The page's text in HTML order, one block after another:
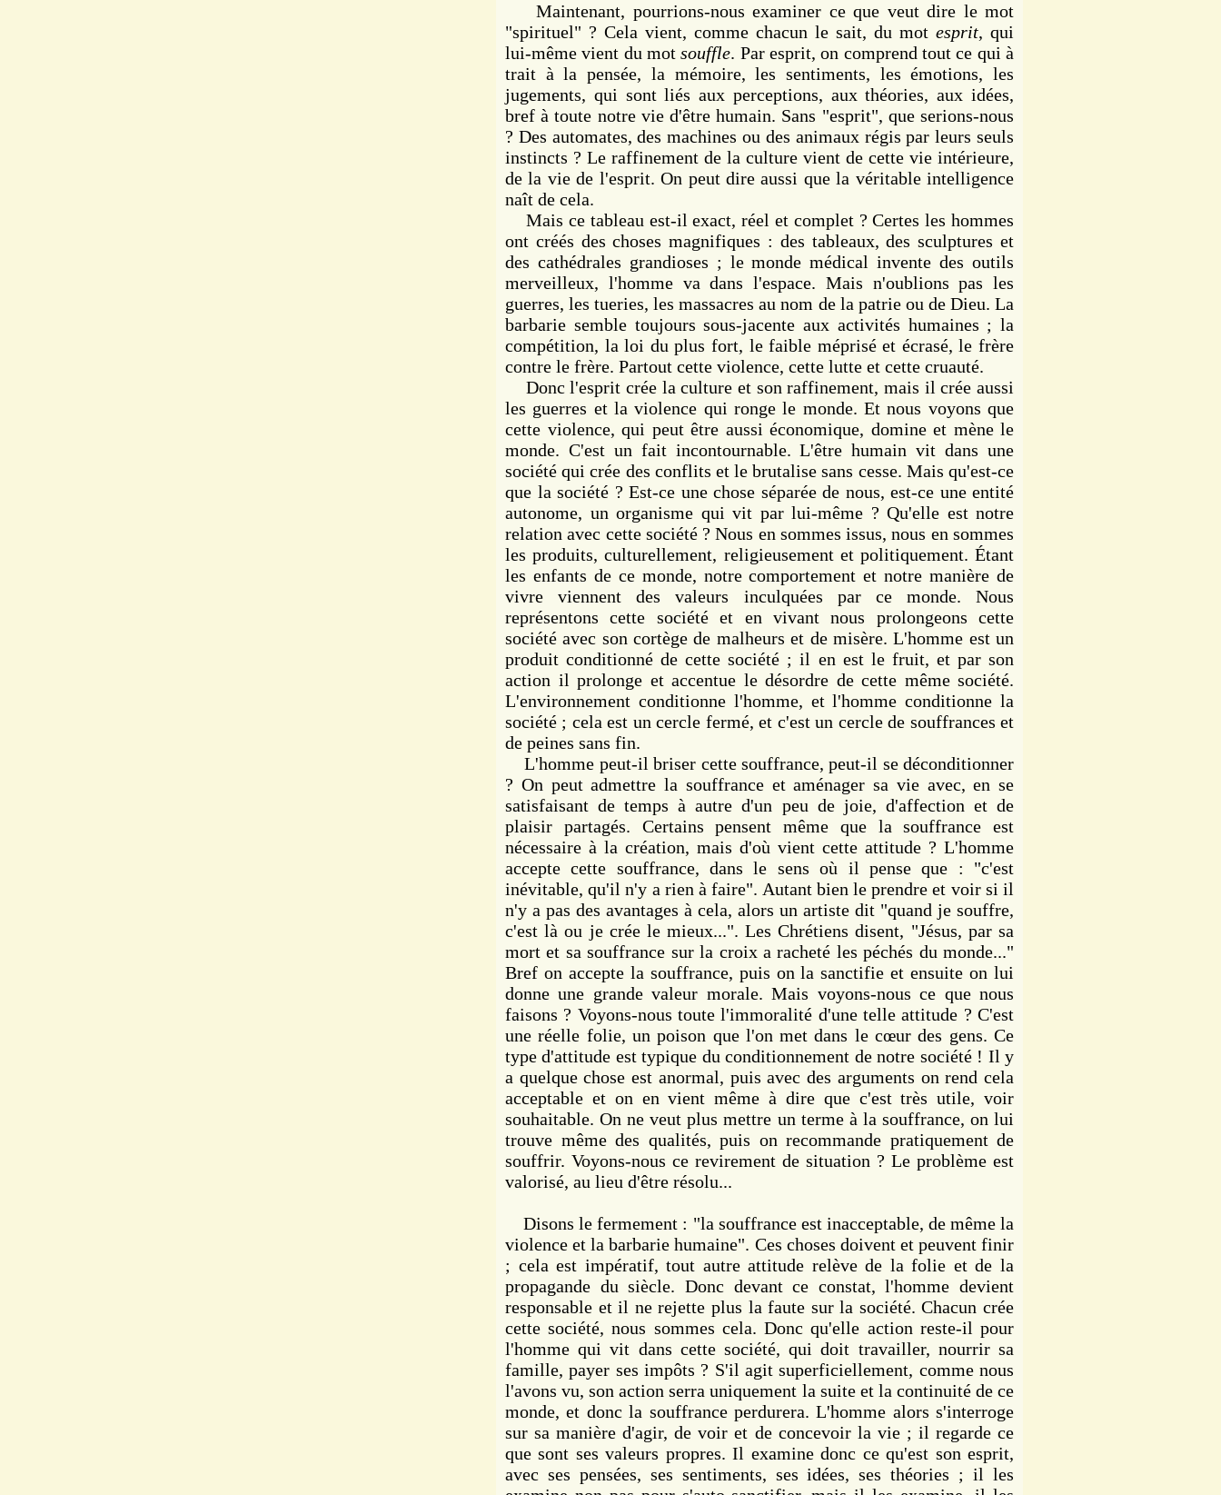
Maintenant, pourrions-nous examiner ce que veut dire le mot
"spirituel" ? Cela vient, comme chacun le sait, du mot esprit, qui
lui-même vient du motsouffle. Par esprit, on comprend tout ce qui à
trait à la pensée, la mémoire, les sentiments, les émotions, les
jugements, qui sont liés aux perceptions, aux théories, aux idées,
bref à toute notre vie d'être humain. Sans "esprit", que serions-nous
? Des automates, des machines ou des animaux régis par leurs seuls
instincts ? Le raffinement de la culture vient de cette vie intérieure,
de la vie de l'esprit. On peut dire aussi que la véritable intelligence
naît de cela.
Mais ce tableau est-il exact, réel et complet ? Certes les hommes
ont créés des choses magnifiques : des tableaux, des sculptures et
des cathédrales grandioses ; le monde médical invente des outils
merveilleux, l'homme va dans l'espace. Mais n'oublions pas les
guerres, les tueries, les massacres au nom de la patrie ou de Dieu. La
barbarie semble toujours sous-jacente aux activités humaines ; la
compétition, la loi du plus fort, le faible méprisé et écrasé, le frère
contre le frère. Partout cette violence, cette lutte et cette cruauté.
Donc l'esprit crée la culture et son raffinement, mais il crée aussi
les guerres et la violence qui ronge le monde. Et nous voyons que
cette violence, qui peut être aussi économique, domine et mène le
monde. C'est un fait incontournable. L'être humain vit dans une
société qui crée des conflits et le brutalise sans cesse. Mais qu'est-ce
que la société ? Est-ce une chose séparée de nous, est-ce une entité
autonome, un organisme qui vit par lui-même ? Qu'elle est notre
relation avec cette société ? Nous en sommes issus, nous en sommes
les produits, culturellement, religieusement et politiquement. Étant
les enfants de ce monde, notre comportement et notre manière de
vivre viennent des valeurs inculquées par ce monde. Nous
représentons cette société et en vivant nous prolongeons cette
société avec son cortège de malheurs et de misère. L'homme est un
produit conditionné de cette société ; il en est le fruit, et par son
action il prolonge et accentue le désordre de cette même société.
L'environnement conditionne l'homme, et l'homme conditionne la
société ; cela est un cercle fermé, et c'est un cercle de souffrances et
de peines sans fin.
L'homme peut-il briser cette souffrance, peut-il se déconditionner
? On peut admettre la souffrance et aménager sa vie avec, en se
satisfaisant de temps à autre d'un peu de joie, d'affection et de
plaisir partagés. Certains pensent même que la souffrance est
nécessaire à la création, mais d'où vient cette attitude ? L'homme
accepte cette souffrance, dans le sens où il pense que : "c'est
inévitable, qu'il n'y a rien à faire". Autant bien le prendre et voir si il
n'y a pas des avantages à cela, alors un artiste dit "quand je souffre,
c'est là ou je crée le mieux...". Les Chrétiens disent, "Jésus, par sa
mort et sa souffrance sur la croix a racheté les péchés du monde..."
Bref on accepte la souffrance, puis on la sanctifie et ensuite on lui
donne une grande valeur morale. Mais voyons-nous ce que nous
faisons ? Voyons-nous toute l'immoralité d'une telle attitude ? C'est
une réelle folie, un poison que l'on met dans le cœur des gens. Ce
type d'attitude est typique du conditionnement de notre société ! Il y
a quelque chose est anormal, puis avec des arguments on rend cela
acceptable et on en vient même à dire que c'est très utile, voir
souhaitable. On ne veut plus mettre un terme à la souffrance, on lui
trouve même des qualités, puis on recommande pratiquement de
souffrir. Voyons-nous ce revirement de situation ? Le problème est
valorisé, au lieu d'être résolu...
Disons le fermement : "la souffrance est inacceptable, de même la
violence et la barbarie humaine". Ces choses doivent et peuvent finir
; cela est impératif, tout autre attitude relève de la folie et de la
propagande du siècle. Donc devant ce constat, l'homme devient
responsable et il ne rejette plus la faute sur la société. Chacun crée
cette société, nous sommes cela. Donc qu'elle action reste-il pour
l'homme qui vit dans cette société, qui doit travailler, nourrir sa
famille, payer ses impôts ? S'il agit superficiellement, comme nous
l'avons vu, son action serra uniquement la suite et la continuité de ce
monde, et donc la souffrance perdurera. L'homme alors s'interroge
sur sa manière d'agir, de voir et de concevoir la vie ; il regarde ce
que sont ses valeurs propres. Il examine donc ce qu'est son esprit,
avec ses pensées, ses sentiments, ses idées, ses théories ; il les